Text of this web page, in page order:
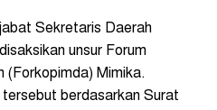
Sekretaris Daerah
unsur Forum
(Forkopimda) Mimika.
tersebut berdasarkan Surat